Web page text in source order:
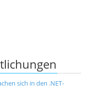
sich in den .NET-